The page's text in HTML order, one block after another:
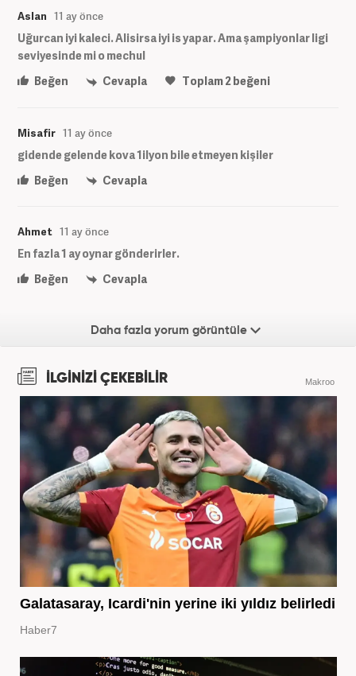
Aslan 11 ay önce
Uğurcan iyi kaleci. Alisirsa iyi is yapar. Ama şampiyonlar ligi
seviyesinde mi o mechul
Beğen
Cevapla Toplam2beğeni
Misafir 11 ay önce
gidende gelende kova 1ilyon bile etmeyen kişiler
Beğen
Cevapla
Ahmet 11 ay önce
En fazla 1 ay oynar gönderirler.
Beğen
Cevapla
Daha fazla yorum görüntüle
İLGİNİZİ ÇEKEBİLİR Makroo
Galatasaray, Icardi'nin yerine iki yıldız belirledi
Haber7